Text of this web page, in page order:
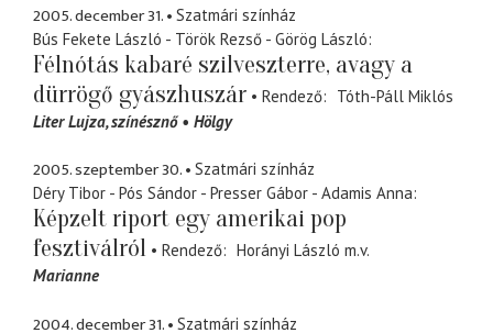
2005. december 31.
Szatmári színház
Bús Fekete László - Török Rezső - Görög László
Félnótás kabaré szilveszterre, avagy a
dürrögő gyászhuszár
Rendező
Tóth-Páll Miklós
Liter Lujza színésznő Hölgy
2005. szeptember 30.
Szatmári színház
Déry Tibor - Pós Sándor - Presser Gábor - Adamis Anna
Képzelt riport egy amerikai pop
fesztiválról
Rendező Horányi László m.v.
Marianne
2004. december 31. Szatmári színház